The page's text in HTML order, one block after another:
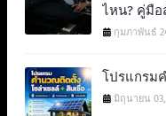
ไหน? คู่มือ
กุมภาพันธ์
โปรแกรม
มิถุนายน 03,